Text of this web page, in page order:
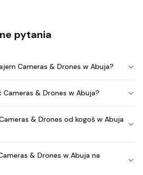
pytania
Cameras & Drones w Abuja?
Cameras & Drones w Abuja?
& Drones od kogoś w Abuja
& Drones w Abuja na